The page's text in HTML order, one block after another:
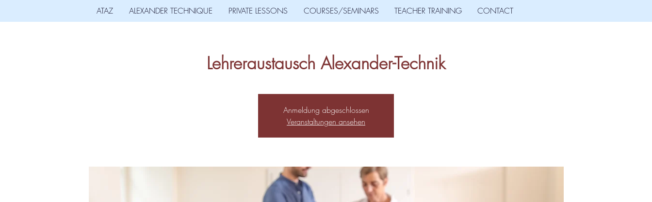
ATAZ ALEXANDER TECHNIQUE PRIVATE LESSONS COURSES/SEMINARS TEACHER TRAINING CONTACT
Lehreraustausch Alexander-Technik
Anmeldung abgeschlossen
Veranstaltungen ansehen